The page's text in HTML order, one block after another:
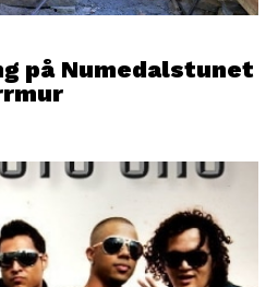
på Numedalstunet